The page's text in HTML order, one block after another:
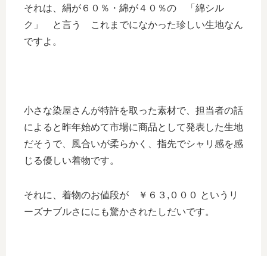
それは、絹が６０％・綿が４０％の 「綿シル
ク」 と言う これまでになかった珍しい生地なん
ですよ。
小さな染屋さんが特許を取った素材で、担当者の話
によると昨年始めて市場に商品として発表した生地
だそうで、風合いが柔らかく、指先でシャリ感を感
じる優しい着物です。
それに、着物のお値段が ￥６３,０００ というリ
ーズナブルさににも驚かされたしだいです。